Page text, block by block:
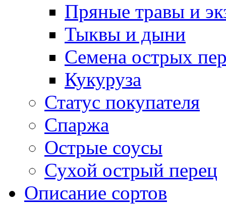
Пряные травы и
Тыквы и дыни
Семена острых
Кукуруза
Статус покупателя
Спаржа
Острые соусы
Сухой острый перец
Описание сортов